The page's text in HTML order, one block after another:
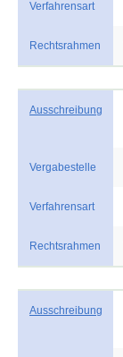
Verfahrensart
Rechtsrahmen
Ausschreibung
Vergabestelle
Verfahrensart
Rechtsrahmen
Ausschreibung